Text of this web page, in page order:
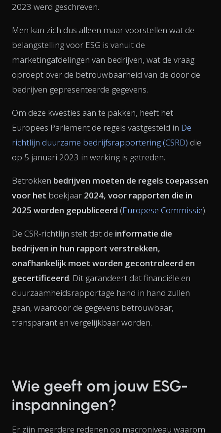
2023 werd geschreven.
Men kan zich dus alleen maar voorstellen wat de
belangstelling voor ESG is vanuit de
marketingafdelingen van bedrijven, wat de vraag
oproept over de betrouwbaarheid van de door de
bedrijven gepresenteerde gegevens.
Om deze kwesties aan te pakken, heeft het
Europees Parlement de regels vastgesteld in De
richtlijn duurzame bedrijfsrapportering (CSRD) die
op 5 januari 2023 in werking is getreden.
Betrokken bedrijven moeten de regels toepassen
voor het boekjaar 2024, voor rapporten die in
2025 worden gepubliceerd (Europese Commissie).
De CSR-richtlijn stelt dat de informatie die
bedrijven in hun rapport verstrekken,
onafhankelijk moet worden gecontroleerd en
gecertificeerd. Dit garandeert dat financiële en
duurzaamheidsrapportage hand in hand zullen
gaan, waardoor de gegevens betrouwbaar,
transparant en vergelijkbaar worden.
Wie geeft om jouw ESG-
inspanningen?
Er zijn meerdere redenen op macroniveau waarom